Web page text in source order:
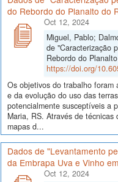
do Rebordo do Planalto do
Oct 12, 2024
Miguel, Pablo;
de "Caracterização
Rebordo do
https://doi.org/
Os objetivos do trabalho foram
e da evolução do uso das
potencialmente susceptíveis a
Maria, RS. Através de
mapas d...
Dados de "Levantamento
da Embrapa Uva e Vinho
Oct 12, 2024